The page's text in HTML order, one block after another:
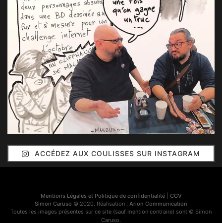
ACCÉDEZ AUX COULISSES SUR INSTAGRAM
Mentions Légales et Politique de confidentialité| CGV
Simon Caruso © 2020. Réalisation : Arion Communication
Toutes les images présentes sur ce site (sauf mention contraire) sont © Simon
Caruso.